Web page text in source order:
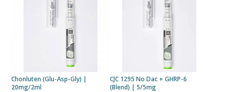
Chonluten (Glu-Asp-Gly) |
20mg/2ml
CJC 1295 No Dac + GHRP-6
(Blend) | 5/5mg